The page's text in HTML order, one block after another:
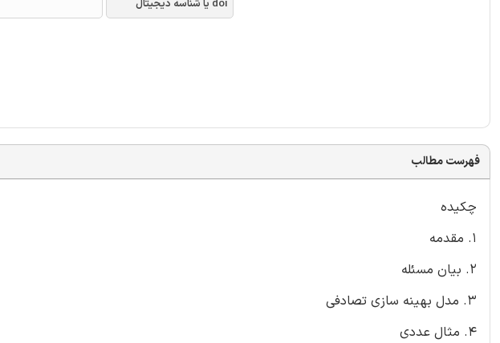
doi یا شناسه دیجیتال
فهرست مطالب
چکیده
1. مقدمه
2. بیان مسئله
3. مدل بهینه سازی تصادفی
4. مثال عددی